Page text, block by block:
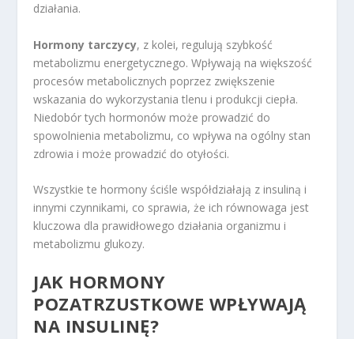
działania.
Hormony tarczycy, z kolei, regulują szybkość
metabolizmu energetycznego. Wpływają na większość
procesów metabolicznych poprzez zwiększenie
wskazania do wykorzystania tlenu i produkcji ciepła.
Niedobór tych hormonów może prowadzić do
spowolnienia metabolizmu, co wpływa na ogólny stan
zdrowia i może prowadzić do otyłości.
Wszystkie te hormony ściśle współdziałają z insuliną i
innymi czynnikami, co sprawia, że ich równowaga jest
kluczowa dla prawidłowego działania organizmu i
metabolizmu glukozy.
JAK HORMONY
POZATRZUSTKOWE WPŁYWAJĄ
NA INSULINĘ?